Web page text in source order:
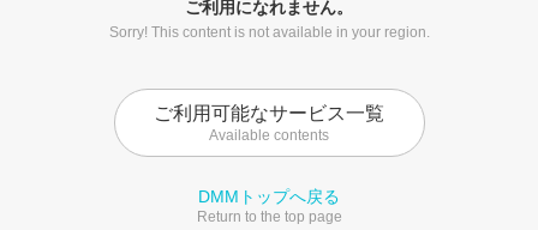
ご利用になれません。
Sorry! This content is not available in your region.
ご利用可能なサービス一覧
Available contents
DMMトップへ戻る
Return to the top page